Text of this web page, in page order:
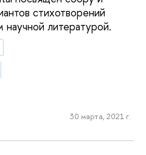
стихотворений
литературой.
30 марта, 2021 г.